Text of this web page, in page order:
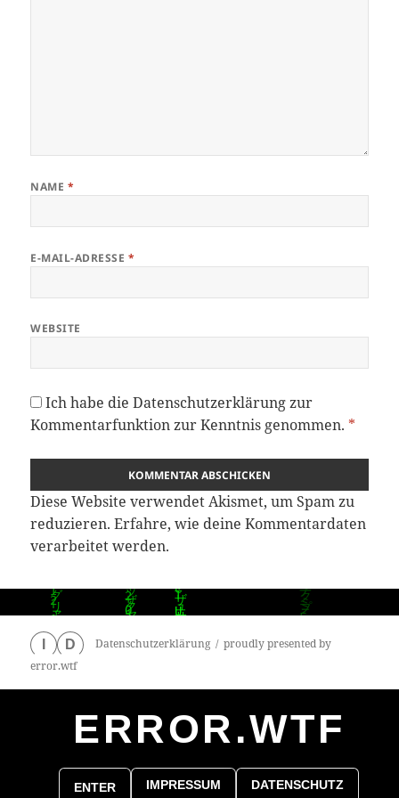
NAME *
E-MAIL-ADRESSE *
WEBSITE
Ich habe dieDatenschutzerklärungzur
Kommentarfunktion zur Kenntnis genommen. *
Diese Website verwendet Akismet, um Spam zu
reduzieren.Erfahre, wie deine Kommentardaten
verarbeitet werden.
D Datenschutzerklärung
proudly presented by
error.wtf
ERROR.WTF
ENTER IMPRESSUM DATENSCHUTZ